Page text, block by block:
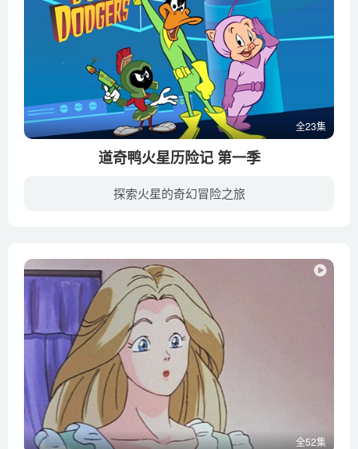
全23集
道奇鸭火星历险记 第一季
探索火星的奇幻冒险之旅
全52集